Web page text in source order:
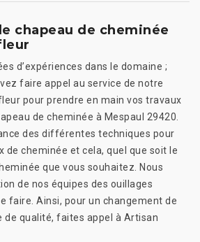
chapeau de cheminée
d’expériences dans le domaine ;
faire appel au service de notre
pour prendre en main vos travaux
de cheminée à Mespaul 29420.
des différentes techniques pour
de cheminée et cela, quel que soit le
que vous souhaitez. Nous
de nos équipes des ouillages
faire. Ainsi, pour un changement de
de qualité, faites appel à Artisan